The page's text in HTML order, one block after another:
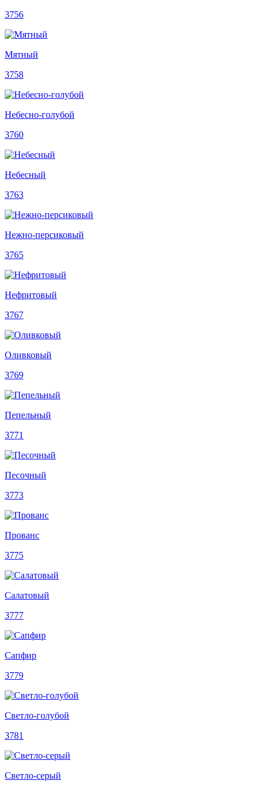
3756
Мятный
3758
Небесно-голубой
3760
Небесный
3763
Нежно-персиковый
3765
Нефритовый
3767
Оливковый
3769
Пепельный
3771
Песочный
3773
Прованс
3775
Салатовый
3777
Сапфир
3779
Светло-голубой
3781
Светло-серый